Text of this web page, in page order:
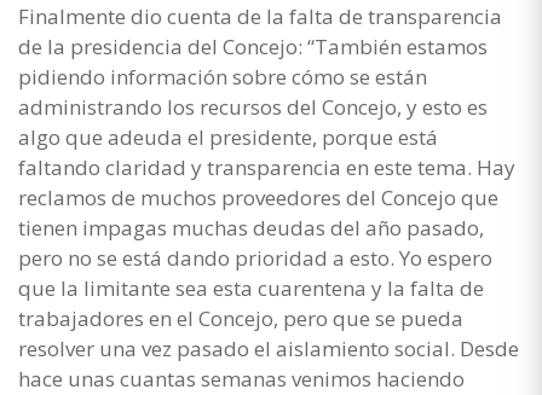
Finalmente dio cuenta de la falta de transparencia
de la presidencia del Concejo: “También estamos
pidiendo información sobre cómo se están
administrando los recursos del Concejo, y esto es
algo que adeuda el presidente, porque está
faltando claridad y transparencia en este tema. Hay
reclamos de muchos proveedores del Concejo que
tienen impagas muchas deudas del año pasado,
pero no se está dando prioridad a esto. Yo espero
que la limitante sea esta cuarentena y la falta de
trabajadores en el Concejo, pero que se pueda
resolver una vez pasado el aislamiento social. Desde
hace unas cuantas semanas venimos haciendo